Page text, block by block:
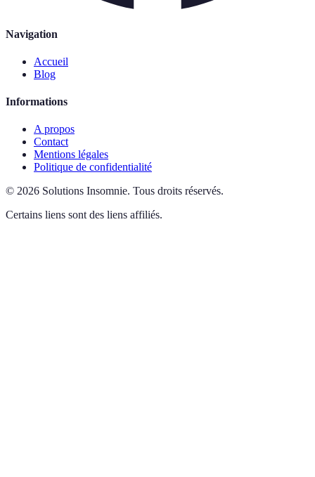
Navigation
Accueil
Blog
Informations
A propos
Contact
Mentions légales
Politique de confidentialité
© 2026 Solutions Insomnie. Tous droits réservés.
Certains liens sont des liens affiliés.